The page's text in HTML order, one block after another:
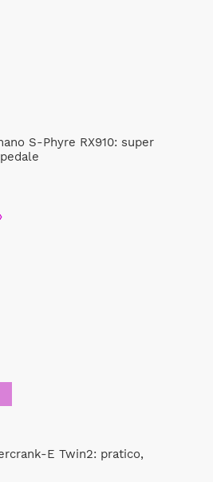
S-Phyre RX910: super
E Twin2: pratico,